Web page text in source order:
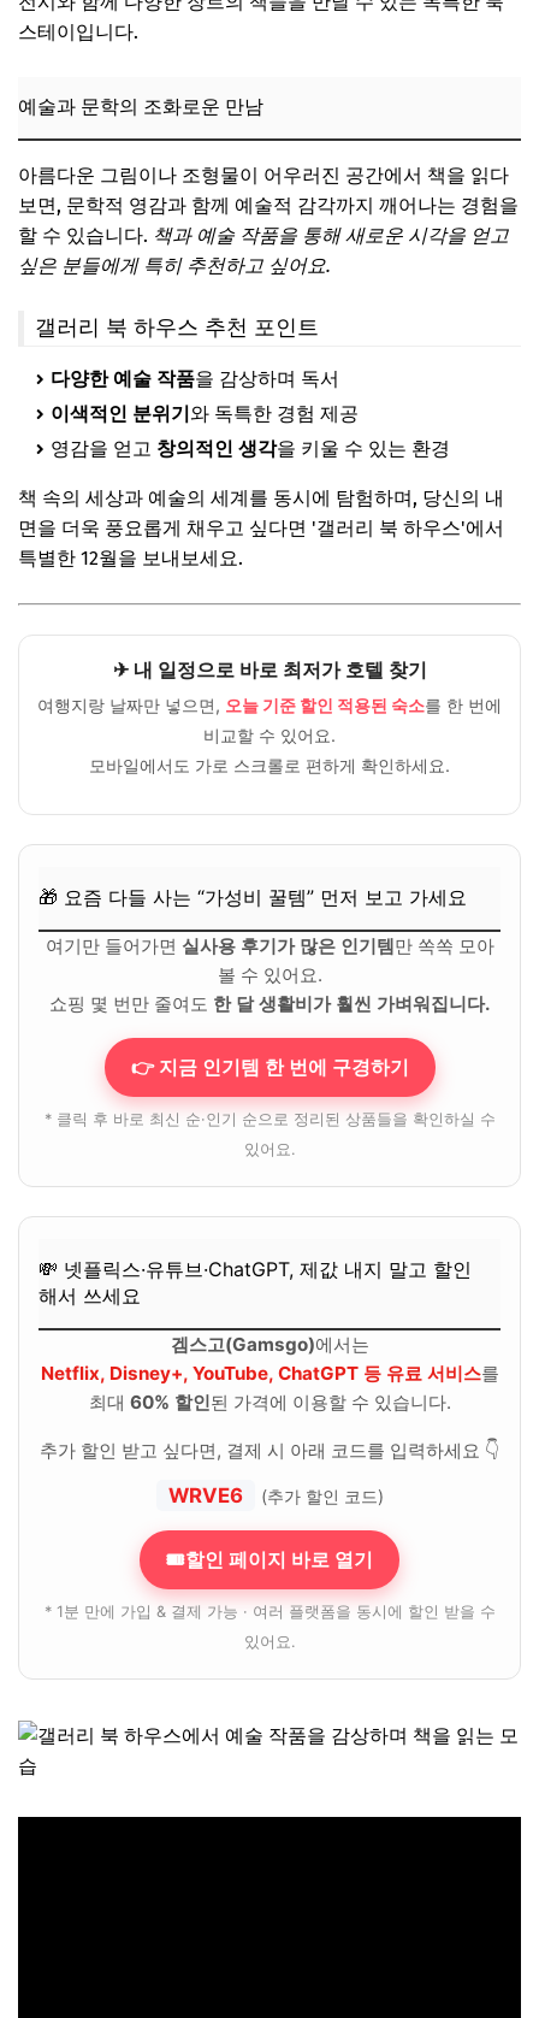
스테이입니다.
예술과 문학의 조화로운 만남
아름다운 그림이나 조형물이 어우러진 공간에서 책을 읽다
보면, 문학적 영감과 함께 예술적 감각까지 깨어나는 경험을
할 수 있습니다. 책과 예술 작품을 통해 새로운 시각을 얻고
싶은 분들에게 특히 추천하고 싶어요.
갤러리 북 하우스 추천 포인트
다양한 예술 작품을 감상하며 독서
이색적인 분위기와 독특한 경험 제공
영감을 얻고 창의적인 생각을 키울 수 있는 환경
책 속의 세상과 예술의 세계를 동시에 탐험하며, 당신의 내
면을 더욱 풍요롭게 채우고 싶다면 '갤러리 북 하우스'에서
특별한 12월을 보내보세요.
✈ 내 일정으로 바로 최저가 호텔 찾기
여행지랑 날짜만 넣으면, 오늘 기준 할인 적용된 숙소를 한 번에
비교할 수 있어요.
모바일에서도 가로 스크롤로 편하게 확인하세요.
🎁 요즘 다들 사는 “가성비 꿀템” 먼저 보고 가세요
여기만 들어가면 실사용 후기가 많은 인기템만 쏙쏙 모아
볼 수 있어요.
쇼핑 몇 번만 줄여도 한 달 생활비가 훨씬 가벼워집니다.
👉 지금 인기템 한 번에 구경하기
* 클릭 후 바로 최신 순·인기 순으로 정리된 상품들을 확인하실 수
있어요.
💸 넷플릭스·유튜브·ChatGPT, 제값 내지 말고 할인
해서 쓰세요
겜스고(Gamsgo)에서는
Netflix, Disney+, YouTube, ChatGPT 등 유료 서비스를
최대 60% 할인된 가격에 이용할 수 있습니다.
추가 할인 받고 싶다면, 결제 시 아래 코드를 입력하세요 👇
WRVE6 (추가 할인 코드)
🎟할인 페이지 바로 열기
* 1분 만에 가입 & 결제 가능 · 여러 플랫폼을 동시에 할인 받을 수
있어요.